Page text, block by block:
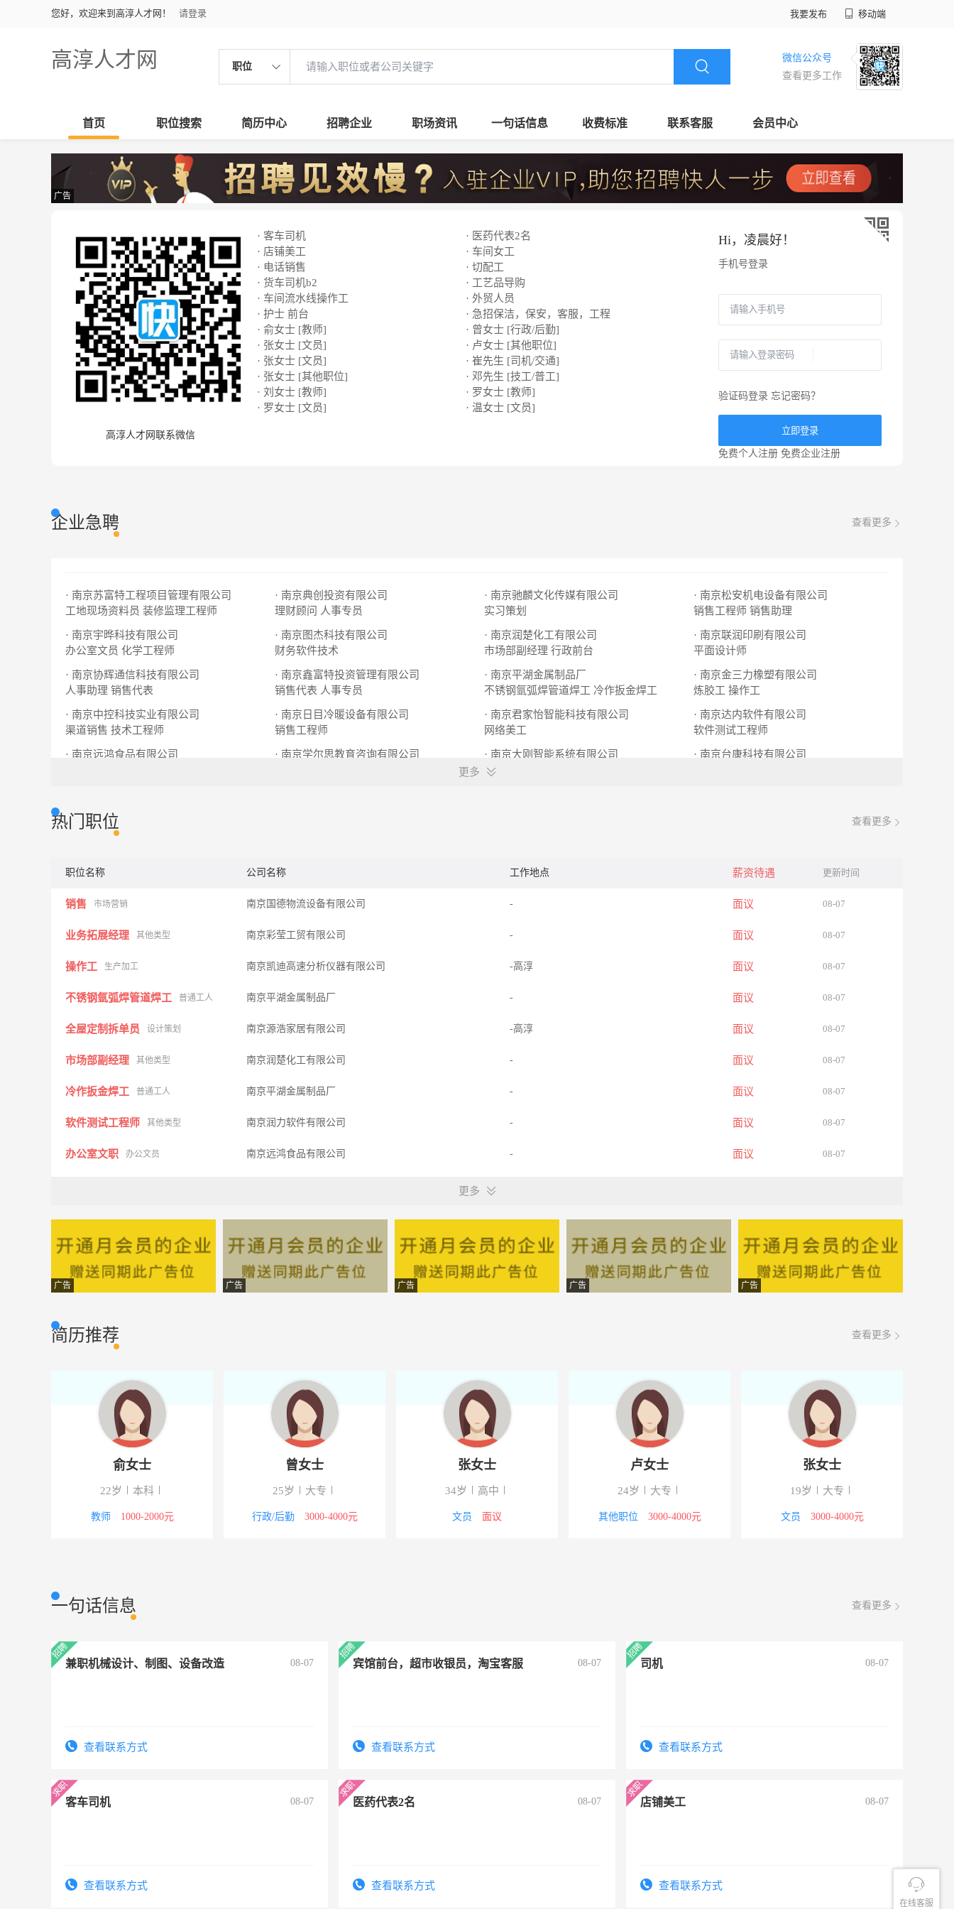
您好，欢迎来到高淳人才网！ 请登录 我要发布 移动端
高淳人才网 职位
微信公众号
查看更多工作
首页 职位搜索 简历中心 招聘企业 职场资讯 一句话信息 收费标准 联系客服 会员中心
在线客服
广告
高淳人才网联系微信
· 客车司机
· 医药代表2名
· 店铺美工
· 车间女工
· 电话销售
· 切配工
· 货车司机b2
· 工艺品导购
· 车间流水线操作工
· 外贸人员
· 护士 前台
· 急招保洁，保安，客服，工程
· 俞女士 [教师]
· 曾女士 [行政/后勤]
· 张女士 [文员]
· 卢女士 [其他职位]
· 张女士 [文员]
· 崔先生 [司机/交通]
· 张女士 [其他职位]
· 邓先生 [技工/普工]
· 刘女士 [教师]
· 罗女士 [教师]
· 罗女士 [文员]
· 温女士 [文员]
Hi， 凌晨好！
手机号登录
验证码登录 忘记密码？
立即登录
免费个人注册 免费企业注册
企业急聘 查看更多
· 南京苏富特工程项目管理有限公司
工地现场资料员 装修监理工程师
· 南京典创投资有限公司
理财顾问
人事专员
· 南京驰麟文化传媒有限公司
实习策划
· 南京松安机电设备有限公司
销售工程师 销售助理
· 南京宇晔科技有限公司
办公室文员 化学工程师
· 南京图杰科技有限公司
财务软件技术
· 南京润楚化工有限公司
市场部副经理 行政前台
· 南京联润印刷有限公司
平面设计师
· 南京协辉通信科技有限公司
人事助理 销售代表
· 南京鑫富特投资管理有限公司
销售代表 人事专员
· 南京平湖金属制品厂
不锈钢氩弧焊管道焊工 冷作扳金焊工
· 南京金三力橡塑有限公司
炼胶工 操作工
· 南京中控科技实业有限公司
渠道销售 技术工程师
· 南京日目冷暖设备有限公司
销售工程师
· 南京君家怡智能科技有限公司
网络美工
· 南京达内软件有限公司
软件测试工程师
· 南京远鸿食品有限公司
· 南京学尔思教育咨询有限公司
· 南京大刚智能系统有限公司
销售技术支持
· 南京台康科技有限公司
更多
热门职位 查看更多
职位名称 公司名称 工作地点 薪资待遇 更新时间
销售 市场营销 南京国德物流设备有限公司 - 面议 08-07
业务拓展经理 其他类型 南京彩莹工贸有限公司 - 面议 08-07
操作工 生产加工 南京凯迪高速分析仪器有限公司 -高淳 面议 08-07
不锈钢氩弧焊管道焊工 普通工人 南京平湖金属制品厂 - 面议 08-07
全屋定制拆单员 设计策划 南京源浩家居有限公司 -高淳 面议 08-07
市场部副经理 其他类型 南京润楚化工有限公司 - 面议 08-07
冷作扳金焊工 普通工人 南京平湖金属制品厂 - 面议 08-07
软件测试工程师 其他类型 南京润力软件有限公司 - 面议 08-07
办公室文职 办公文员 南京远鸿食品有限公司 - 面议 08-07
普工 五险 年终奖 工程机械 南京京成精密科技有限公司 -凤鸣路26号 面议 08-07
销售技术支持 其他类型 南京大刚智能系统有限公司 - 面议 08-07
办公室行政文员
普通工人 南京金三力橡塑有限公司 - 08-07
宝龙迎宾员5500起 服务行业 江苏海底捞餐饮管理有限责任公司淳中路分公 08-07
工地现场资料员 办公文员 南京苏富特工程项目管理有限公司 08-07
生产加工 南京大东烘箱有限公司 08-07
更多
广告 广告 广告 广告 广告
简历推荐 查看更多
俞女士
22岁 本科
教师 1000-2000元
曾女士
25岁 大专
行政/后勤 3000-4000元
张女士
34岁 高中
文员 面议
卢女士
24岁 大专
其他职位 3000-4000元
张女士
19岁 大专
文员 3000-4000元
一句话信息 查看更多
兼职机械设计、制图、设备改造 08-07
查看联系方式
宾馆前台，超市收银员，淘宝客服 08-07
查看联系方式
司机 08-07
查看联系方式
客车司机 08-07
查看联系方式
医药代表2名 08-07
查看联系方式
店铺美工 08-07
查看联系方式